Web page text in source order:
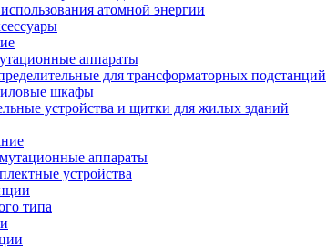
атомной энергии
аппараты
для трансформаторных подстанций
шкафы
устройства и щитки для жилых зданий
аппараты
устройства
типа